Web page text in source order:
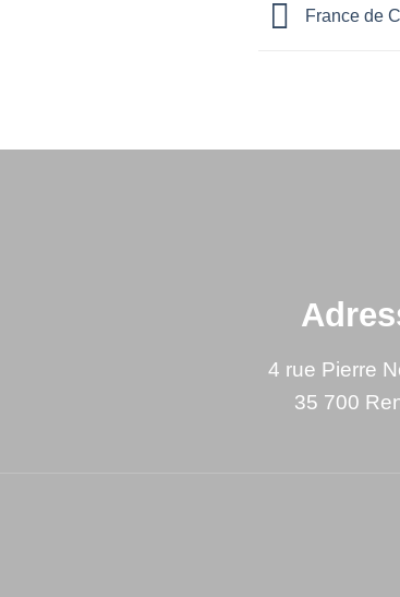
France de
4 rue Pierre
35 700